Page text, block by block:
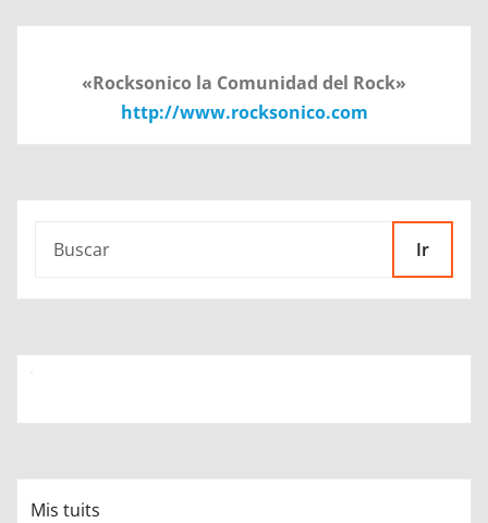
«Rocksonico la Comunidad del Rock»
http://www.rocksonico.com
Ir
Mis tuits